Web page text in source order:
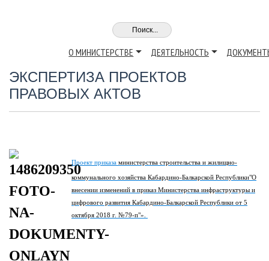
О МИНИСТЕРСТВЕ ДЕЯТЕЛЬНОСТЬ
ЭКСПЕРТИЗА ПРОЕКТОВ
ПРАВОВЫХ АКТОВ
Проект приказа министерства строительства и жилищно-
коммунального хозяйства Кабардино-Балкарской Республики"О
внесении изменений в приказ Министерства инфраструктуры и
цифрового развития Кабардино-Балкарской Республики от 5
октября 2018 г. №79-п"».